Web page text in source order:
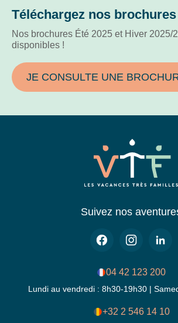
Téléchargez nos brochures
Nos brochures Été 2025 et Hiver 2025/
disponibles !
JE CONSULTE UNE
Suivez nos
04 42 123 200
Lundi au vendredi : 8h30-19h30 |
+32 2 546 14 10